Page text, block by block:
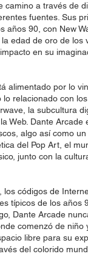
camino a través de
fuentes. Sus
años 90, con New
edad de oro de los
en su
alimentado por lo
lo relacionado con
la subcultura
Web. Dante Arcade
algo así como
del Pop Art, el
junto con la
los códigos de
típicos de los años
Dante Arcade
comenzó de niño
libre para su
del colorido